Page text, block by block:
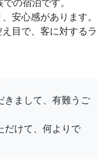
安心感があります。
目で、客に対するラ
きまして、有難うご
だけて、何よりで